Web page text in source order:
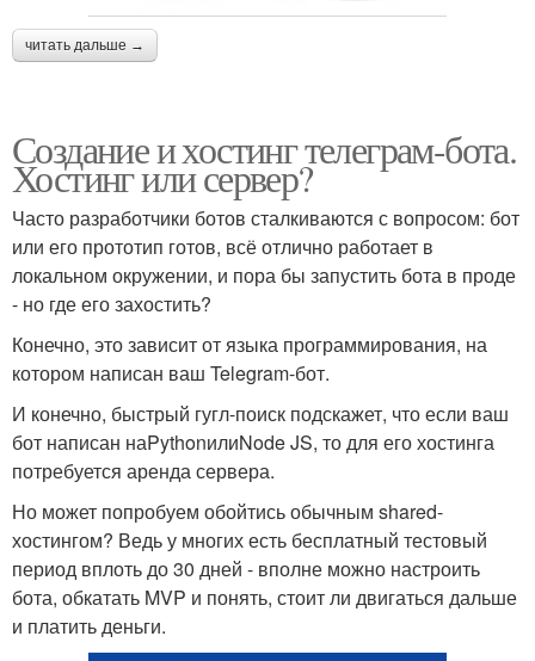
читать дальше →
Создание и хостинг телеграм-бота.
Хостинг или сервер?
Часто разработчики ботов сталкиваются с вопросом: бот
или его прототип готов, всё отлично работает в
локальном окружении, и пора бы запустить бота в проде
- но где его захостить?
Конечно, это зависит от языка программирования, на
котором написан ваш Telegram-бот.
И конечно, быстрый гугл-поиск подскажет, что если ваш
бот написан наPythonилиNode JS, то для его хостинга
потребуется аренда сервера.
Но может попробуем обойтись обычным shared-
хостингом? Ведь у многих есть бесплатный тестовый
период вплоть до 30 дней - вполне можно настроить
бота, обкатать MVP и понять, стоит ли двигаться дальше
и платить деньги.